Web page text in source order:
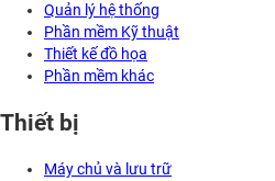
Quản lý hệ thống
Phần mềm Kỹ thuật
Thiết kế đồ họa
Phần mềm khác
Thiết bị
Máy chủ và lưu trữ